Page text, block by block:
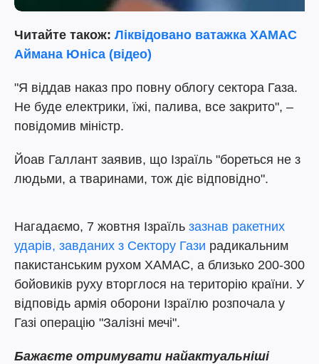
Читайте також: Ліквідовано ватажка ХАМАС
Аймана Юніса (відео)
"Я віддав наказ про повну облогу сектора Газа.
Не буде електрики, їжі, палива, все закрито", –
повідомив міністр.
Йоав Галлант заявив, що Ізраїль "бореться не з
людьми, а тваринами, тож діє відповідно".
Нагадаємо, 7 жовтня Ізраїль зазнав ракетних
ударів, завданих з Сектору Гази радикальним
пакистанським рухом ХАМАС, а близько 200-300
бойовиків руху вторглося на територію країни. У
відповідь армія оборони Ізраїлю розпочала у
Газі операцію "Залізні мечі".
Бажаєте отримувати найактуальніші